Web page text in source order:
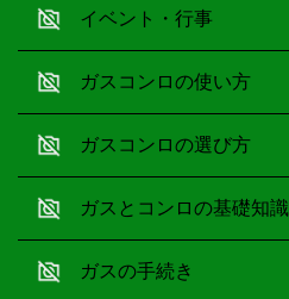
イベント・行事
ガスコンロの使い方
ガスコンロの選び方
ガスとコンロの基礎知識
ガスの手続き